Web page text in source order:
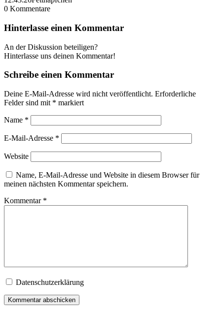
0 Kommentare
Hinterlasse einen Kommentar
An der Diskussion beteiligen?
Hinterlasse uns deinen Kommentar!
Schreibe einen Kommentar
Deine E-Mail-Adresse wird nicht veröffentlicht. Erforderliche
Felder sind mit * markiert
Name *
E-Mail-Adresse *
Website
Name, E-Mail-Adresse und Website in diesem Browser für
meinen nächsten Kommentar speichern.
Kommentar *
Datenschutzerklärung